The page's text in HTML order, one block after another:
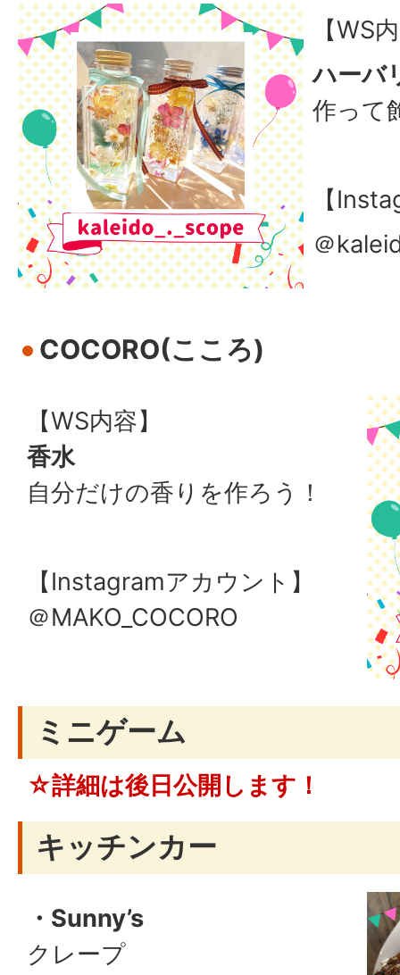
【WS
ハーバ
作って
【
＠
COCORO(こころ)
【WS内容】
香水
自分だけの香りを作ろう！
【Instagramアカウント】
＠MAKO_COCORO
ミニゲーム
☆詳細は後日公開します！
キッチンカー
・Sunny’s
クレープ